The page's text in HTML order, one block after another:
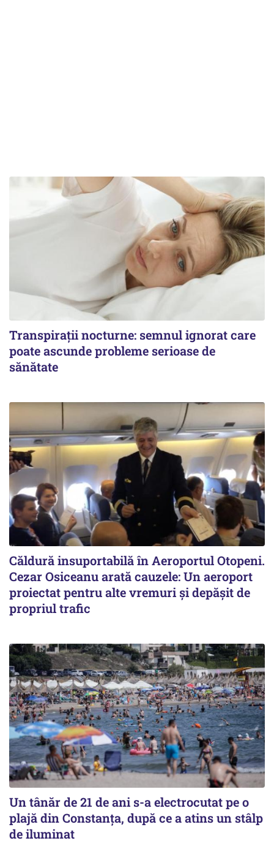
Transpirații nocturne: semnul ignorat care
poate ascunde probleme serioase de
sănătate
Căldură insuportabilă în Aeroportul Otopeni.
Cezar Osiceanu arată cauzele: Un aeroport
proiectat pentru alte vremuri și depășit de
propriul trafic
Un tânăr de 21 de ani s-a electrocutat pe o
plajă din Constanța, după ce a atins un stâlp
de iluminat